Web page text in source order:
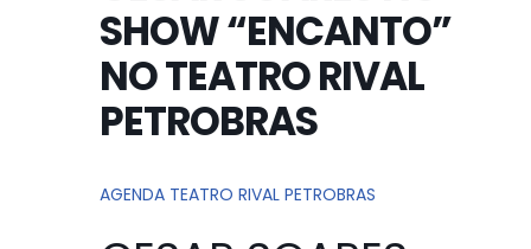
SHOW “ENCANTO”
NO TEATRO RIVAL
PETROBRAS
AGENDA TEATRO RIVAL PETROBRAS